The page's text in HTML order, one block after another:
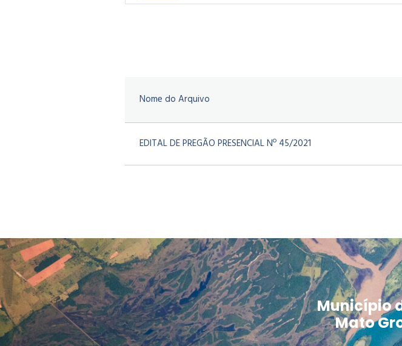
Nome do Arquivo
EDITAL DE PREGÃO PRESENCIAL Nº 45/2021
Município
Mato